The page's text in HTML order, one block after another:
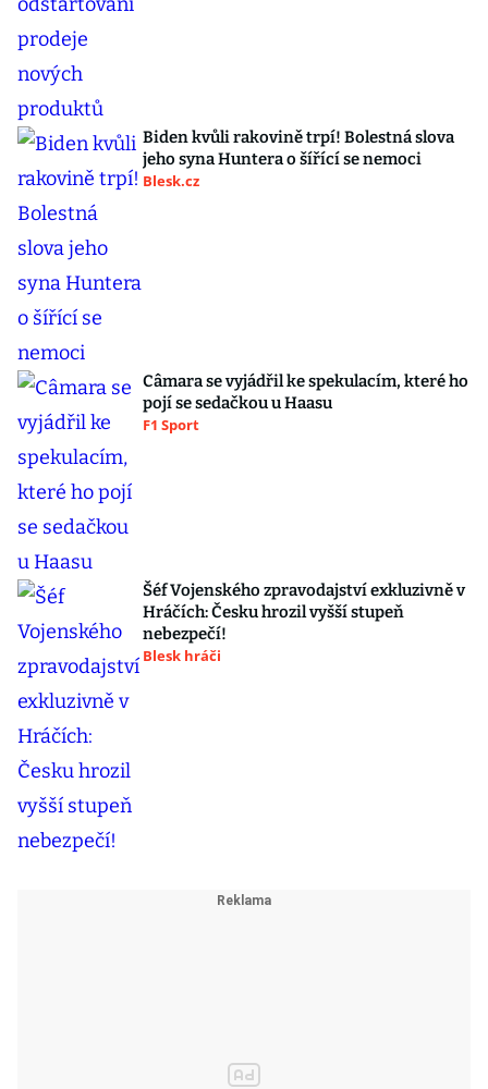
Biden kvůli rakovině trpí! Bolestná slova
jeho syna Huntera o šířící se nemoci
Blesk.cz
Câmara se vyjádřil ke spekulacím, které ho
pojí se sedačkou u Haasu
F1 Sport
Šéf Vojenského zpravodajství exkluzivně v
Hráčích: Česku hrozil vyšší stupeň
nebezpečí!
Blesk hráči